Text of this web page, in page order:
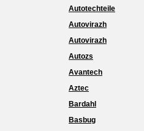
Autotechteile
Autovirazh
Autovirazh
Autozs
Avantech
Aztec
Bardahl
Basbug